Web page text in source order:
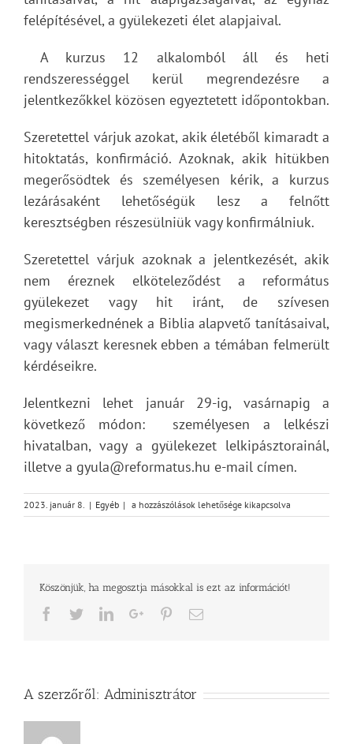
felépítésével, a gyülekezeti élet alapjaival.
A kurzus 12 alkalomból áll és heti
rendszerességgel kerül megrendezésre a
jelentkezőkkel közösen egyeztetett időpontokban.
Szeretettel várjuk azokat, akik életéből kimaradt a
hitoktatás, konfirmáció. Azoknak, akik hitükben
megerősödtek és személyesen kérik, a kurzus
lezárásaként lehetőségük lesz a felnőtt
keresztségben részesülniük vagy konfirmálniuk.
Szeretettel várjuk azoknak a jelentkezését, akik
nem éreznek elköteleződést a református
gyülekezet vagy hit iránt, de szívesen
megismerkednének a Biblia alapvető tanításaival,
vagy választ keresnek ebben a témában felmerült
kérdéseikre.
Jelentkezni lehet január 29-ig, vasárnapig a
következő módon: személyesen a lelkészi
hivatalban, vagy a gyülekezet lelkipásztorainál,
illetve a gyula@reformatus.hu e-mail címen.
2023. január 8. | Egyéb | Református
hit
konfirmációt
alkalom
a hozzászólások lehetősége kikapcsolva
Köszönjük, ha megosztja másokkal is ezt az információt!
Facebook
TwitterLinkedInGoogle+PinterestEmail
A szerzőről: Adminisztrátor